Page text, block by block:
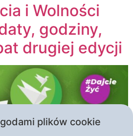
i Wolności
godziny,
drugiej edycji
plików cookie